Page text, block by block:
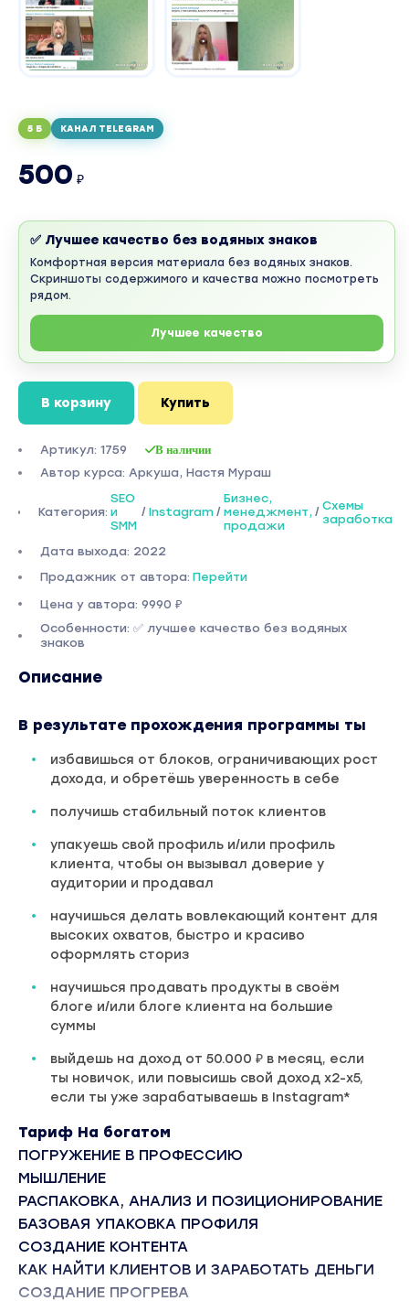
5 Б КАНАЛ TELEGRAM
500 ₽
✅ Лучшее качество без водяных знаков
Комфортная версия материала без водяных знаков.
Скриншоты содержимого и качества можно посмотреть
рядом.
Лучшее качество
В корзину Купить
Артикул: 1759 В наличии
Автор курса: Аркуша, Настя Мураш
Категория:
SEO
и
SMM
/ Instagram /
Бизнес,
менеджмент,
продажи
/ Схемы
заработка
Дата выхода: 2022
Продажник от автора: Перейти
Цена у автора: 9990 ₽
Особенности: ✅ лучшее качество без водяных
знаков
Описание
В результате прохождения программы ты
избавишься от блоков, ограничивающих рост
дохода, и обретёшь уверенность в себе
получишь стабильный поток клиентов
упакуешь свой профиль и/или профиль
клиента, чтобы он вызывал доверие у
аудитории и продавал
научишься делать вовлекающий контент для
высоких охватов, быстро и красиво
оформлять сториз
научишься продавать продукты в своём
блоге и/или блоге клиента на большие
суммы
выйдешь на доход от 50.000 ₽ в месяц, если
ты новичок, или повысишь свой доход x2-x5,
если ты уже зарабатываешь в Instagram*
Тариф На богатом
ПОГРУЖЕНИЕ В ПРОФЕССИЮ
МЫШЛЕНИЕ
РАСПАКОВКА, АНАЛИЗ И ПОЗИЦИОНИРОВАНИЕ
БАЗОВАЯ УПАКОВКА ПРОФИЛЯ
СОЗДАНИЕ КОНТЕНТА
КАК НАЙТИ КЛИЕНТОВ И ЗАРАБОТАТЬ ДЕНЬГИ
СОЗДАНИЕ ПРОГРЕВА